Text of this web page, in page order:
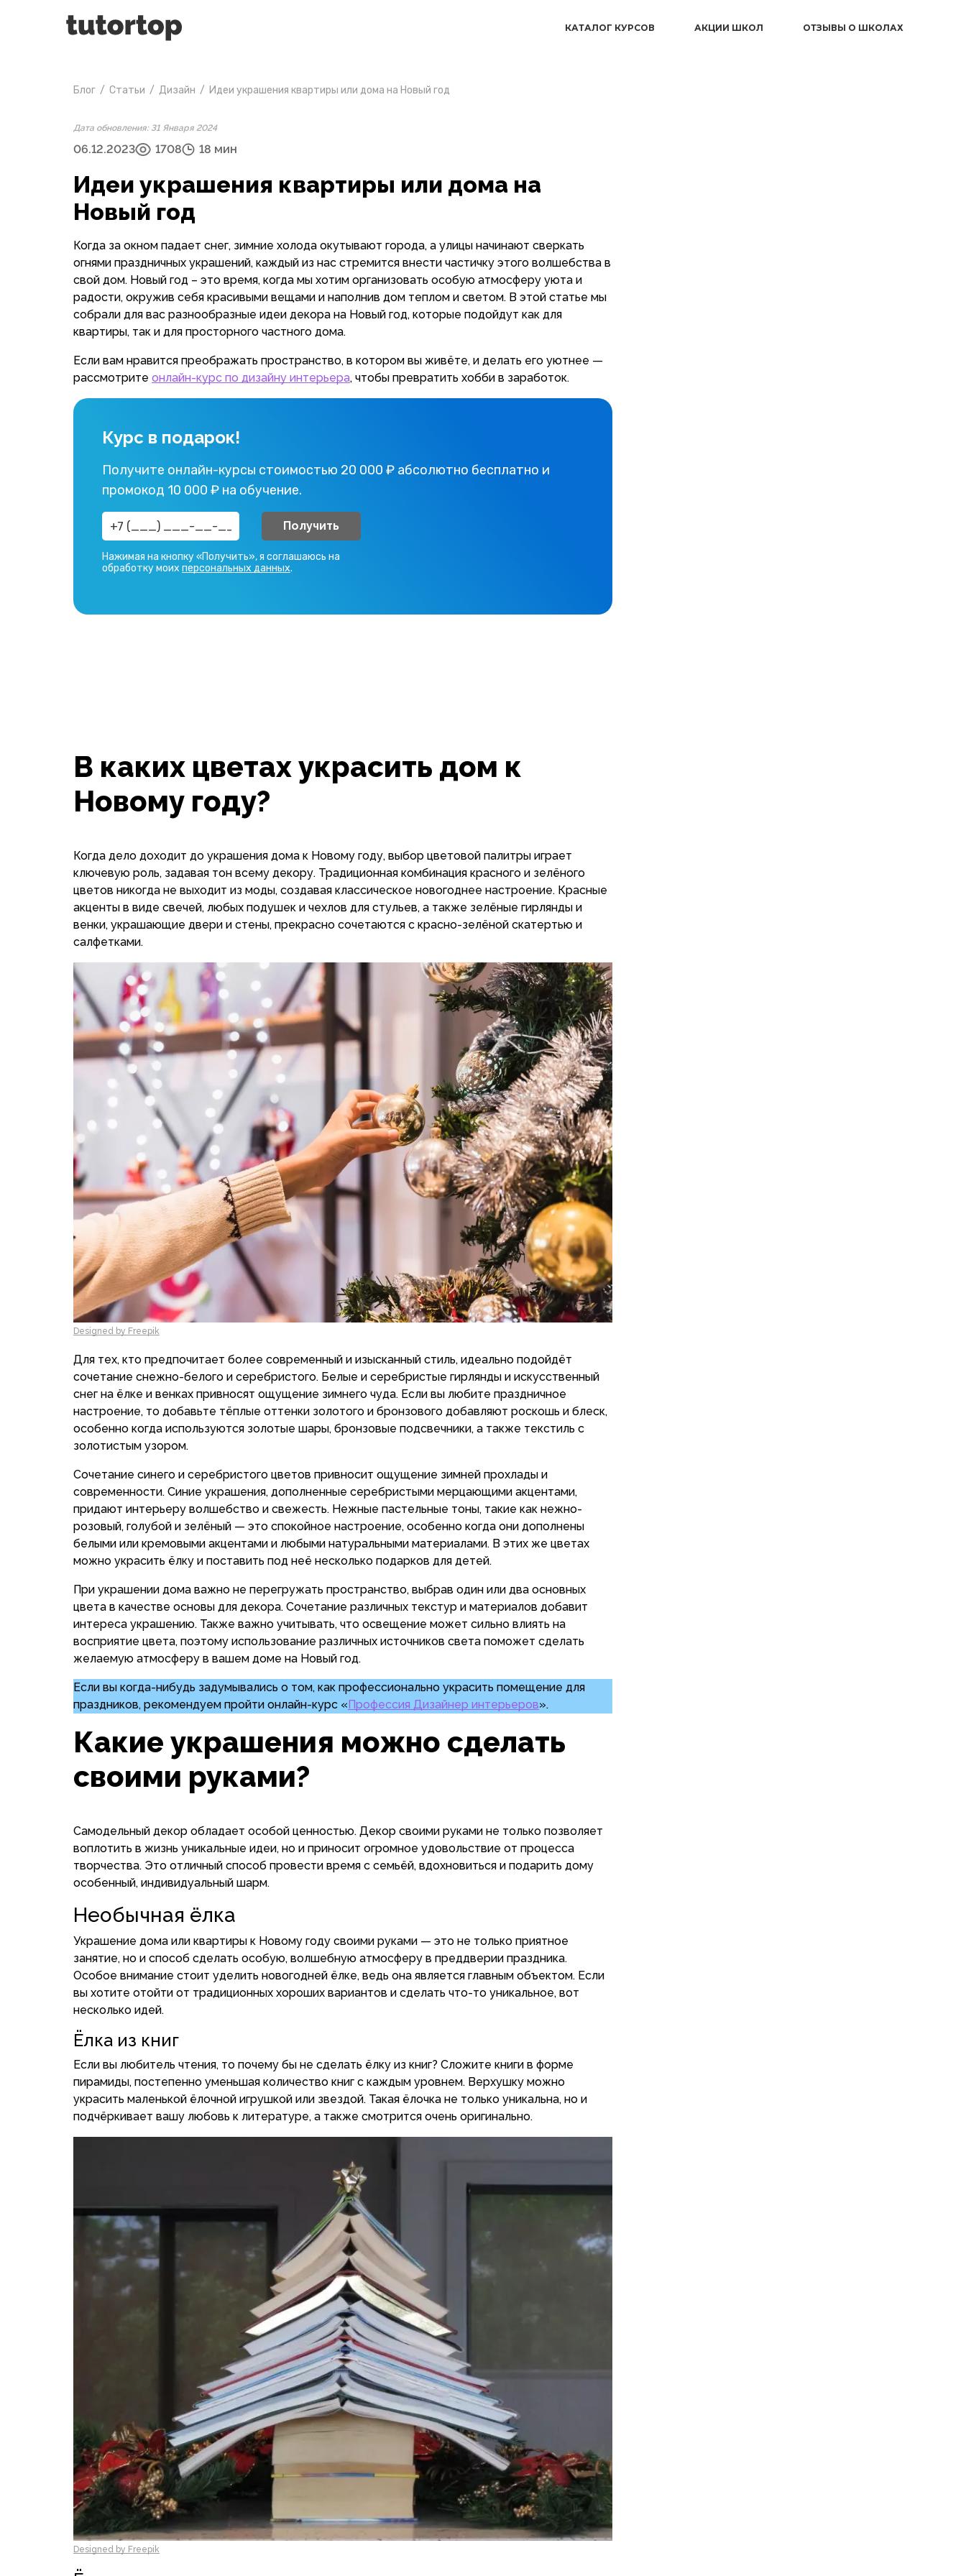
КАТАЛОГ КУРСОВ АКЦИИ ШКОЛ ОТЗЫВЫ О ШКОЛАХ
Блог / Статьи / Дизайн / Идеи украшения квартиры или дома на Новый год
Дата обновления: 31 Января 2024
06.12.2023 1708 18 мин
Идеи украшения квартиры или дома на
Новый год
Когда за окном падает снег, зимние холода окутывают города, а улицы начинают сверкать
огнями праздничных украшений, каждый из нас стремится внести частичку этого волшебства в
свой дом. Новый год – это время, когда мы хотим организовать особую атмосферу уюта и
радости, окружив себя красивыми вещами и наполнив дом теплом и светом. В этой статье мы
собрали для вас разнообразные идеи декора на Новый год, которые подойдут как для
квартиры, так и для просторного частного дома.
Если вам нравится преображать пространство, в котором вы живёте, и делать его уютнее —
рассмотрите онлайн-курс по дизайну интерьера, чтобы превратить хобби в заработок.
Курс в подарок!
Получите онлайн-курсы стоимостью 20 000 ₽ абсолютно бесплатно и
промокод 10 000 ₽ на обучение.
Получить
Нажимая на кнопку «Получить», я соглашаюсь на
обработку моих персональных данных.
В каких цветах украсить дом к
Новому году?
Когда дело доходит до украшения дома к Новому году, выбор цветовой палитры играет
ключевую роль, задавая тон всему декору. Традиционная комбинация красного и зелёного
цветов никогда не выходит из моды, создавая классическое новогоднее настроение. Красные
акценты в виде свечей, любых подушек и чехлов для стульев, а также зелёные гирлянды и
венки, украшающие двери и стены, прекрасно сочетаются с красно-зелёной скатертью и
салфетками.
Designed by Freepik
Для тех, кто предпочитает более современный и изысканный стиль, идеально подойдёт
сочетание снежно-белого и серебристого. Белые и серебристые гирлянды и искусственный
снег на ёлке и венках привносят ощущение зимнего чуда. Если вы любите праздничное
настроение, то добавьте тёплые оттенки золотого и бронзового добавляют роскошь и блеск,
особенно когда используются золотые шары, бронзовые подсвечники, а также текстиль с
золотистым узором.
Сочетание синего и серебристого цветов привносит ощущение зимней прохлады и
современности. Синие украшения, дополненные серебристыми мерцающими акцентами,
придают интерьеру волшебство и свежесть. Нежные пастельные тоны, такие как нежно-
розовый, голубой и зелёный — это спокойное настроение, особенно когда они дополнены
белыми или кремовыми акцентами и любыми натуральными материалами. В этих же цветах
можно украсить ёлку и поставить под неё несколько подарков для детей.
При украшении дома важно не перегружать пространство, выбрав один или два основных
цвета в качестве основы для декора. Сочетание различных текстур и материалов добавит
интереса украшению. Также важно учитывать, что освещение может сильно влиять на
восприятие цвета, поэтому использование различных источников света поможет сделать
желаемую атмосферу в вашем доме на Новый год.
Если вы когда-нибудь задумывались о том, как профессионально украсить помещение для
праздников, рекомендуем пройти онлайн-курс «Профессия Дизайнер интерьеров».
Какие украшения можно сделать
своими руками?
Самодельный декор обладает особой ценностью. Декор своими руками не только позволяет
воплотить в жизнь уникальные идеи, но и приносит огромное удовольствие от процесса
творчества. Это отличный способ провести время с семьёй, вдохновиться и подарить дому
особенный, индивидуальный шарм.
Необычная ёлка
Украшение дома или квартиры к Новому году своими руками — это не только приятное
занятие, но и способ сделать особую, волшебную атмосферу в преддверии праздника.
Особое внимание стоит уделить новогодней ёлке, ведь она является главным объектом. Если
вы хотите отойти от традиционных хороших вариантов и сделать что-то уникальное, вот
несколько идей.
Ёлка из книг
Если вы любитель чтения, то почему бы не сделать ёлку из книг? Сложите книги в форме
пирамиды, постепенно уменьшая количество книг с каждым уровнем. Верхушку можно
украсить маленькой ёлочной игрушкой или звездой. Такая ёлочка не только уникальна, но и
подчёркивает вашу любовь к литературе, а также смотрится очень оригинально.
Designed by Freepik